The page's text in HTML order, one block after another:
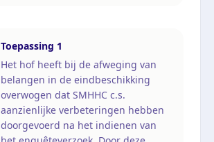
Toepassing 1
Het hof heeft bij de afweging van
belangen in de eindbeschikking
overwogen dat SMHHC c.s.
aanzienlijke verbeteringen hebben
doorgevoerd na het indienen van